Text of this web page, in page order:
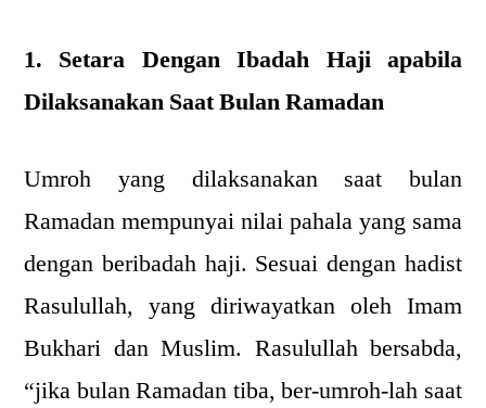
1. Setara Dengan Ibadah Haji apabila
Dilaksanakan Saat Bulan Ramadan
Umroh yang dilaksanakan saat bulan
Ramadan mempunyai nilai pahala yang sama
dengan beribadah haji. Sesuai dengan hadist
Rasulullah, yang diriwayatkan oleh Imam
Bukhari dan Muslim. Rasulullah bersabda,
“jika bulan Ramadan tiba, ber-umroh-lah saat